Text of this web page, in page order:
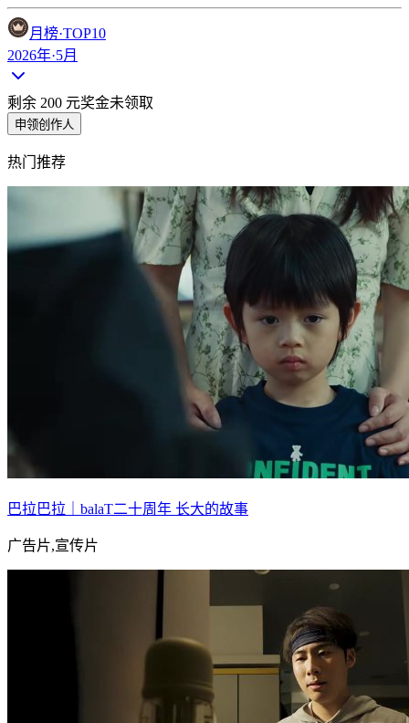
月榜·TOP10
2026年·5月
剩余 200 元奖金未领取
申领创作人
热门推荐
巴拉巴拉｜balaT二十周年 长大的故事
广告片,宣传片